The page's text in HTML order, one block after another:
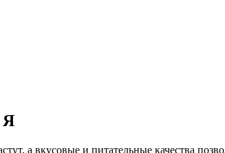
Я
а вкусовые и питательные качества